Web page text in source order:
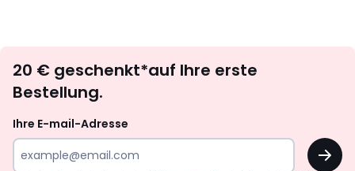
abonnieren
20 € geschenkt*auf Ihre erste
Bestellung.
Ihre E-mail-Adresse
OK